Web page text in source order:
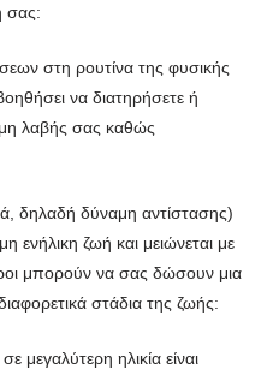
σας:
στη ρουτίνα της φυσικής
να διατηρήσετε ή
λαβής σας καθώς
δηλαδή δύναμη αντίστασης)
ενήλικη ζωή και μειώνεται με
μπορούν να σας δώσουν μια
στάδια της ζωής:
μεγαλύτερη ηλικία είναι